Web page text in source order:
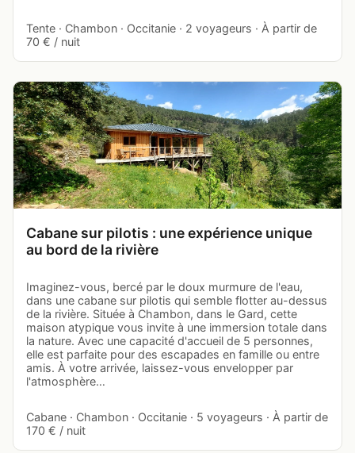
Tente · Chambon · Occitanie · 2 voyageurs · À partir de
70 € / nuit
Cabane sur pilotis : une expérience unique
au bord de la rivière
Imaginez-vous, bercé par le doux murmure de l'eau,
dans une cabane sur pilotis qui semble flotter au-dessus
de la rivière. Située à Chambon, dans le Gard, cette
maison atypique vous invite à une immersion totale dans
la nature. Avec une capacité d'accueil de 5 personnes,
elle est parfaite pour des escapades en famille ou entre
amis. À votre arrivée, laissez-vous envelopper par
l'atmosphère…
Cabane · Chambon · Occitanie · 5 voyageurs · À partir de
170 € / nuit